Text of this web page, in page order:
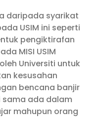
daripada syarikat
USIM ini seperti
pengiktirafan
MISI USIM
Universiti untuk
kesusahan
bencana banjir
ada dalam
mahupun orang